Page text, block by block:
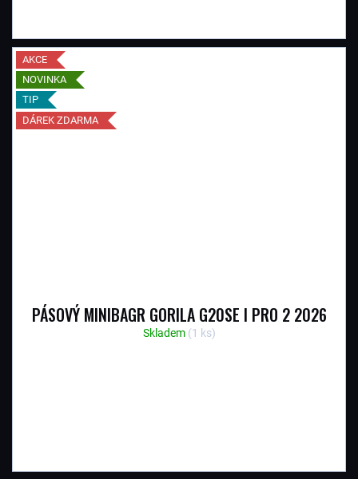
AKCE
NOVINKA
TIP
DÁREK ZDARMA
PÁSOVÝ MINIBAGR GORILA G20SE I PRO 2 2026
Skladem (1 ks)